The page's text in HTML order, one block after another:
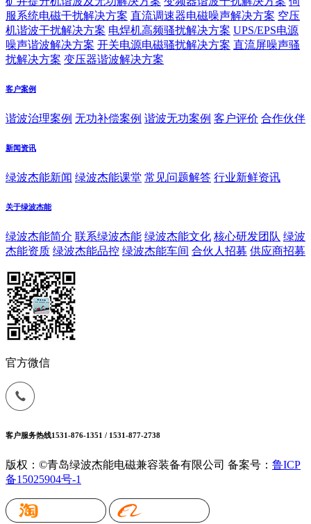
服系统电磁干扰解决方案 直流调速器电磁噪声解决方案 空压
机谐波干扰解决方案 电焊机高频骚扰解决方案 UPS/EPS电源
噪声谐波解决方案 开关电源电磁骚扰解决方案 直流屏噪声骚
扰解决方案 变压器谐波解决方案
客户案例
谐波治理案例 无功补偿案例 谐波无功案例 客户评价 合作伙伴
新闻资讯
绿波杰能新闻 绿波杰能课堂 常见问题解答 行业新鲜资讯
关于绿波杰能
绿波杰能简介 联系绿波杰能 绿波杰能文化 核心研发团队 绿波
杰能资质 绿波杰能品控 绿波杰能车间 合伙人招募 供应商招募
官方微信
客户服务热线1531-876-1351 / 1531-877-2738
版权：©青岛绿波杰能电磁兼容装备有限公司 备案号： 鲁ICP
备15025904号-1